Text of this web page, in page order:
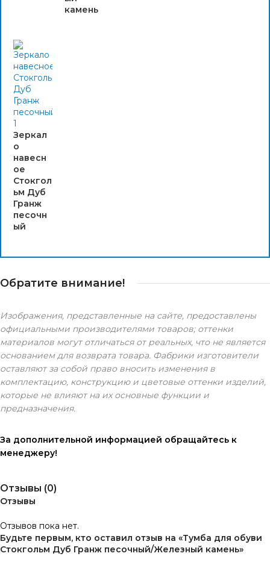
камень
Зеркал
о
навесн
ое
Стокгол
ьм Дуб
Гранж
песочн
ый
Обратите внимание!
Изображения, представленные на сайте, предоставлены
официальными производителями товаров; оттенки
материалов могут отличаться от реальных, что не является
основанием для возврата товара. Фабрики изготовители
оставляют за собой право вносить изменения в
комплектацию, конструкцию и цветовые оттенки изделий,
которые не влияют на их основные функции и
предназначения.
За дополнительной информацией обращайтесь к
менеджеру!
Отзывы (0)
Отзывы
Отзывов пока нет.
Будьте первым, кто оставил отзыв на «Тумба для обуви
Стокгольм Дуб Гранж песочный/Железный камень»